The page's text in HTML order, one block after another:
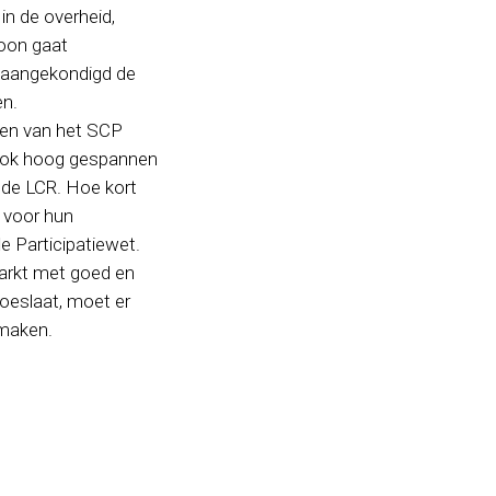
de overheid,
gaat
de
van het SCP
hoog gespannen
LCR. Hoe kort
hun
Participatiewet.
met goed en
moet er